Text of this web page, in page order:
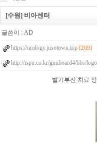
[수원] 비아센터
글쓴이 : AD
https://urology.jusotown.top [209]
http://ispu.co.kr/gnuboard4/bbs/
발기부전 치료